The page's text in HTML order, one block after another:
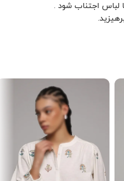
لباس اجتناب شود .